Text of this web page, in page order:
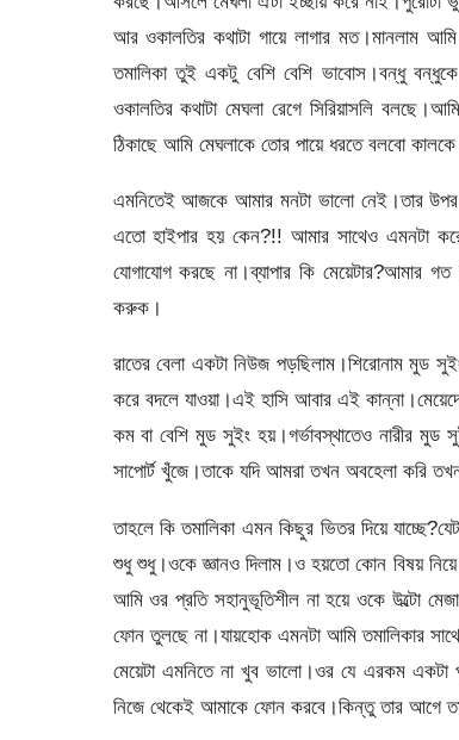
আর ওকালতির কথাটা গায়ে লাগার মত।মানলাম
তমালিকা তুই একটু বেশি বেশি ভাবোস।বন্ধু
ওকালতির কথাটা মেঘলা রেগে সিরিয়াসলি
ঠিকাছে আমি মেঘলাকে তোর পায়ে ধরতে বলবো
এমনিতেই আজকে আমার মনটা ভালো নেই।তার উপর
এতো হাইপার হয় কেন?!! আমার সাথেও এমনটা করে
যোগাযোগ করছে না।ব্যাপার কি মেয়েটার?আমার
করুক।
রাতের বেলা একটা নিউজ পড়ছিলাম।শিরোনাম
করে বদলে যাওয়া।এই হাসি আবার এই
কম বা বেশি মুড সুইং হয়।গর্ভাবস্থাতেও নারীর
সাপোর্ট খুঁজে।তাকে যদি আমরা তখন অবহেলা করি
তাহলে কি তমালিকা এমন কিছুর ভিতর দিয়ে
শুধু শুধু।ওকে জ্ঞানও দিলাম।ও হয়তো কোন বিষয়
আমি ওর প্রতি সহানুভূতিশীল না হয়ে ওকে উল্টো
ফোন তুলছে না।যায়হোক এমনটা আমি তমালিকার
মেয়েটা এমনিতে না খুব ভালো।ওর যে এরকম একটা
নিজে থেকেই আমাকে ফোন করবে।কিন্তু তার আগে